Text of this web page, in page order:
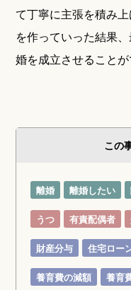
て丁寧に主張を積み
を作っていった結果
婚を成立させることが
この
離婚 離婚したい
うつ 有責配偶者
財産分与 住宅ロー
養育費の減額 養育